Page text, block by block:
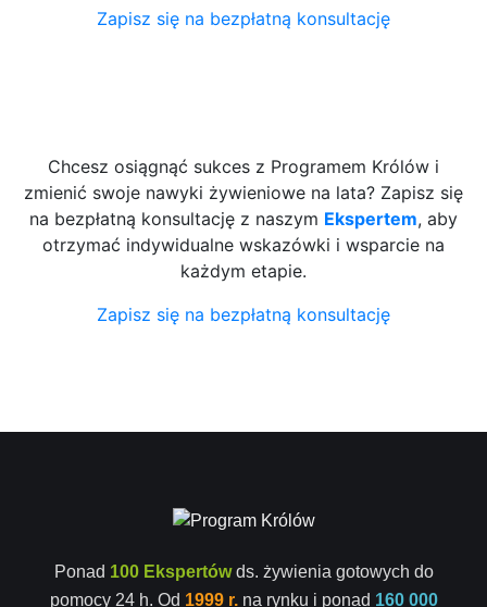
Zapisz się na bezpłatną konsultację
Chcesz osiągnąć sukces z Programem Królów i
zmienić swoje nawyki żywieniowe na lata? Zapisz się
na bezpłatną konsultację z naszym Ekspertem, aby
otrzymać indywidualne wskazówki i wsparcie na
każdym etapie.
Zapisz się na bezpłatną konsultację
Ponad 100 Ekspertówds. żywienia gotowych do
pomocy 24 h. Od 1999 r.na rynku i ponad 160 000